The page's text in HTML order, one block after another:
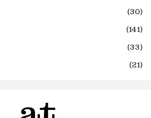
(30)
(141)
(33)
(21)